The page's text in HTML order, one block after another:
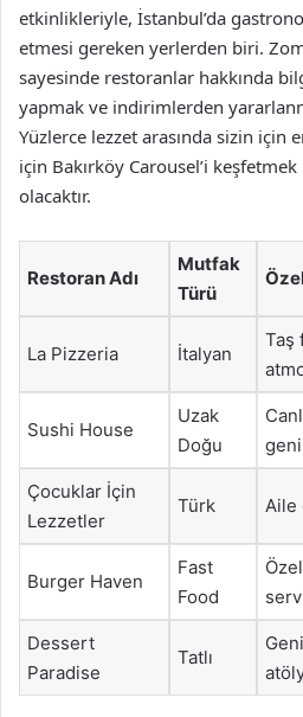
etkinlikleriyle, İstanbul’da
etmesi gereken yerlerden biri.
sayesinde restoranlar hakkında
yapmak ve indirimlerden
Yüzlerce lezzet arasında sizin için
için Bakırköy Carousel’i
olacaktır.
Restoran Adı
Mutfak
Türü
La Pizzeria İtalyan
Taş
Sushi House
Uzak
Doğu
Çocuklar İçin
Lezzetler
Türk Aile
Burger Haven
Fast
Food
Dessert
Paradise
Tatlı